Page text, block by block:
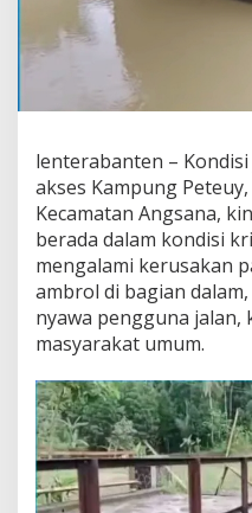
lenterabanten –
akses Kampung
Kecamatan Angsana,
berada dalam kondisi
mengalami kerusakan
ambrol di bagian
nyawa pengguna jalan,
masyarakat umum.